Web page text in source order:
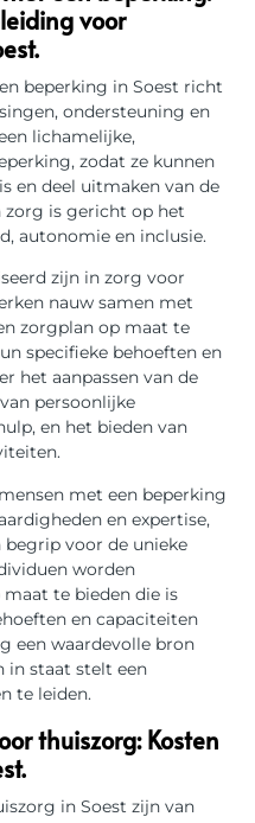
voor
beperking in Soest richt
ondersteuning en
lichamelijke,
zodat ze kunnen
en deel uitmaken van de
zorg is gericht op het
autonomie en inclusie.
zijn in zorg voor
nauw samen met
zorgplan op maat te
specifieke behoeften en
het aanpassen van de
persoonlijke
en het bieden van
met een beperking
en expertise,
voor de unieke
worden
te bieden die is
en capaciteiten
een waardevolle bron
in staat stelt een
te leiden.
thuiszorg: Kosten
in Soest zijn van